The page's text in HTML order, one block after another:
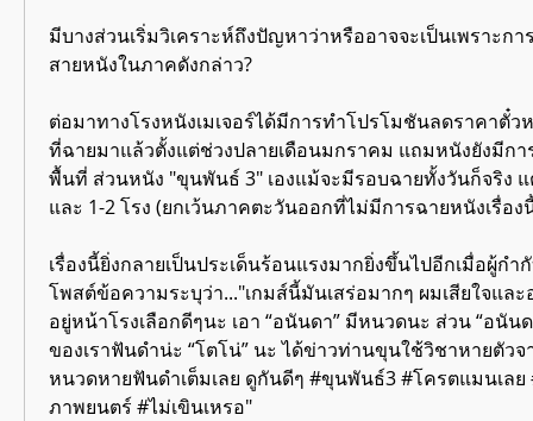
มีบางส่วนเริ่มวิเคราะห์ถึงปัญหาว่าหรืออาจจะเป็นเพราะก
สายหนังในภาคดังกล่าว?
ต่อมาทางโรงหนังเมเจอร์ได้มีการทำโปรโมชันลดราคาตั๋ว
ที่ฉายมาแล้วตั้งแต่ช่วงปลายเดือนมกราคม แถมหนังยังมีก
พื้นที่ ส่วนหนัง "ขุนพันธ์ 3" เองแม้จะมีรอบฉายทั้งวันก็จริง
และ 1-2 โรง (ยกเว้นภาคตะวันออกที่ไม่มีการฉายหนังเรื่อง
เรื่องนี้ยิ่งกลายเป็นประเด็นร้อนแรงมากยิ่งขึ้นไปอีกเมื่อผู้ก
โพสต์ข้อความระบุว่า..."เกมส์นี้มันเสร่อมากๆ ผมเสียใจแล
อยู่หน้าโรงเลือกดีๆนะ เอา “อนันดา” มีหนวดนะ ส่วน “อนัน
ของเราฟันดำน่ะ “โตโน่” นะ ได้ข่าวท่านขุนใช้วิชาหายตัว
หนวดหายฟันดำเต็มเลย ดูกันดีๆ #ขุนพันธ์3 #โครตแมนเลย
ภาพยนตร์ #ไม่เขินเหรอ"